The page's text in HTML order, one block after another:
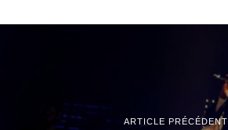
ARTICLE PRÉCÉDENT